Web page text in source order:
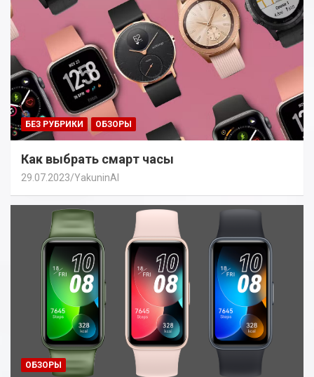
БЕЗ РУБРИКИ ОБЗОРЫ
Как выбрать смарт часы
29.07.2023 YakuninAI
ОБЗОРЫ